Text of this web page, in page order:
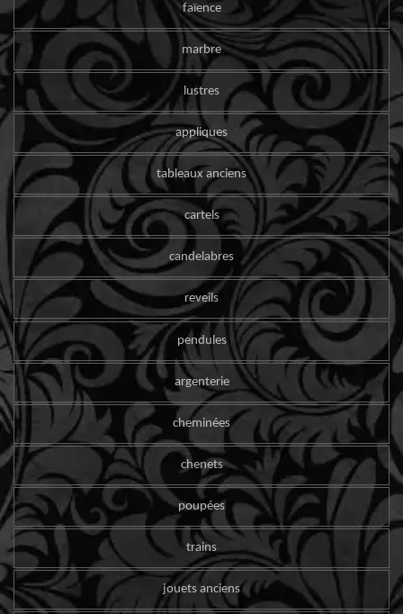
faïence
marbre
lustres
appliques
tableaux anciens
cartels
candelabres
reveils
pendules
argenterie
cheminées
chenets
poupées
trains
jouets anciens